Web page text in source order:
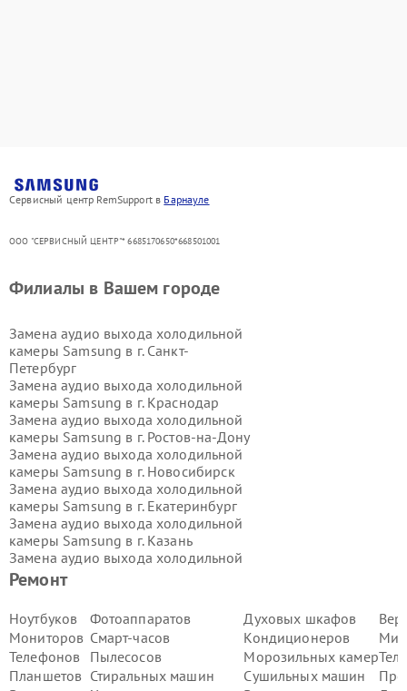
Сервисный центр RemSupport в Барнауле
ООО "СЕРВИСНЫЙ ЦЕНТР"* 6685170650*668501001
Ремонт
Ноутбуков
Мониторов
Телефонов
Планшетов
Фотоаппаратов
Смарт-часов
Пылесосов
Стиральных машин
Духовых шкафов
Кондиционеров
Морозильных камер
Сушильных машин
Филиалы в Вашем городе
Замена аудио выхода холодильной
камеры Samsung в г. Санкт-
Петербург
Замена аудио выхода холодильной
камеры Samsung в г. Краснодар
Замена аудио выхода холодильной
камеры Samsung в г. Ростов-на-Дону
Замена аудио выхода холодильной
камеры Samsung в г. Новосибирск
Замена аудио выхода холодильной
камеры Samsung в г. Екатеринбург
Замена аудио выхода холодильной
камеры Samsung в г. Казань
Замена аудио выхода холодильной
камеры Samsung в г.
Замена аудио выхода холодильной
камеры Samsung в г.
Замена аудио выхода холодильной
камеры Samsung в г.Самара
Замена аудио выхода холодильной
камеры Samsung в г.Пермь